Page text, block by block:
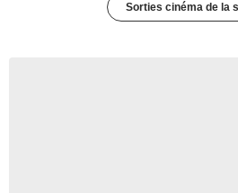
Sorties cinéma de la